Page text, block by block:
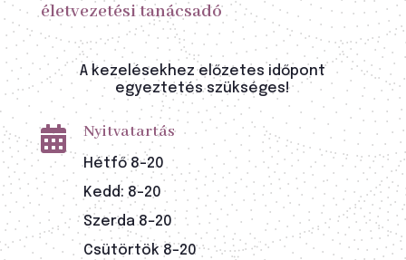
életvezetési tanácsadó
A kezelésekhez előzetes időpont
egyeztetés szükséges!
 Nyitvatartás
Hétfő 8-20
Kedd: 8-20
Szerda 8-20
Csütörtök 8-20